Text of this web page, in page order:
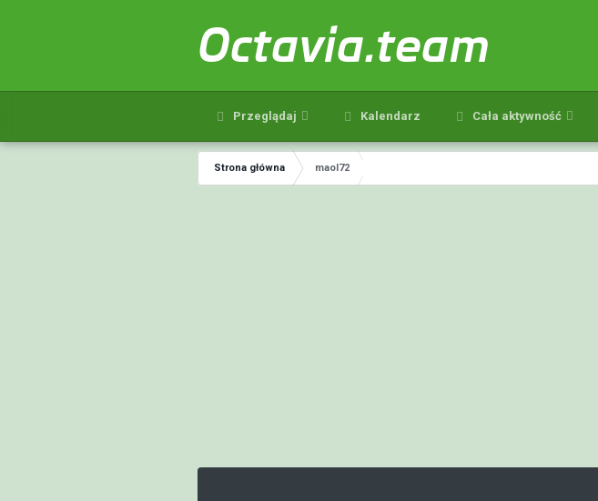
Octavia.team
Przeglądaj Kalendarz Cała aktywność
Strona główna maol72